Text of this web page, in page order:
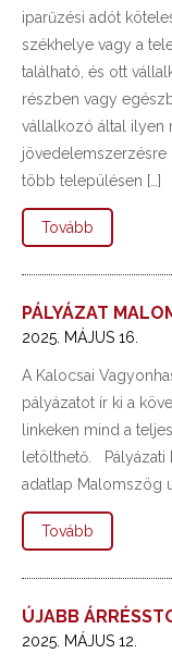
iparűzési adót
székhelye vagy a
található, és ott
részben vagy
vállalkozó által ilyen
jövedelemszerzésre
több településen […]
Tovább
PÁLYÁZAT
2025. MÁJUS 16.
A Kalocsai
pályázatot ír ki a
linkeken mind a
letölthető. Pályázati
adatlap
Tovább
ÚJABB
2025. MÁJUS 12.